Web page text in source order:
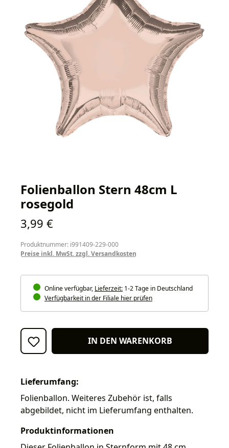
Folienballon Stern 48cm L
rosegold
Regulärer Preis:
3,99 €
Produktnummer: i991409-229-000
Preise inkl. MwSt. zzgl. Versandkosten
Online verfügbar, Lieferzeit: 1-2 Tage in Deutschland
Verfügbarkeit in der Filiale hier prüfen
IN DEN WARENKORB
Lieferumfang:
Folienballon. Weiteres Zubehör ist, falls
abgebildet, nicht im Lieferumfang enthalten.
Produktinformationen